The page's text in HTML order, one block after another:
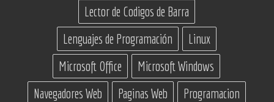
Lector de Codigos de Barra
Lenguajes de Programación
Linux
Microsoft Office
Microsoft Windows
Navegadores Web
Paginas Web
Programacion